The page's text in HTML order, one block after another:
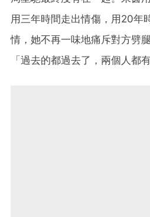
用三年時間走出情傷，用20年
情，她不再一味地痛斥對方劈
「過去的都過去了，兩個人都有